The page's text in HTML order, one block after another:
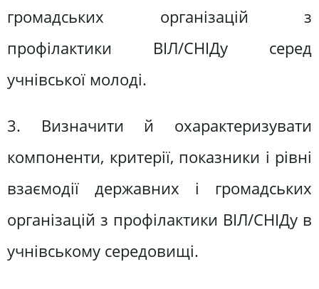
громадських організацій з
профілактики ВІЛ/СНІДу серед
учнівської молоді.
3. Визначити й охарактеризувати
компоненти, критерії, показники і рівні
взаємодії державних і громадських
організацій з профілактики ВІЛ/СНІДу в
учнівському середовищі.